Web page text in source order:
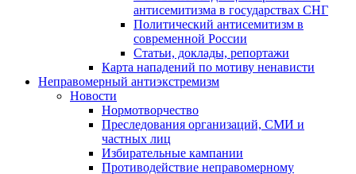
антисемитизма в государствах СНГ
Политический антисемитизм в
современной России
Статьи, доклады, репортажи
Карта нападений по мотиву ненависти
Неправомерный антиэкстремизм
Новости
Нормотворчество
Преследования организаций, СМИ и
частных лиц
Избирательные кампании
Противодействие неправомерному